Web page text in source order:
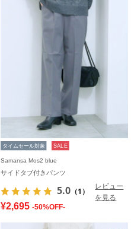
タイムセール対象 SALE
Samansa Mos2 blue
サイドタブ付きパンツ
5.0 （1）
レビュー
を見る
¥2,695 -50%OFF-